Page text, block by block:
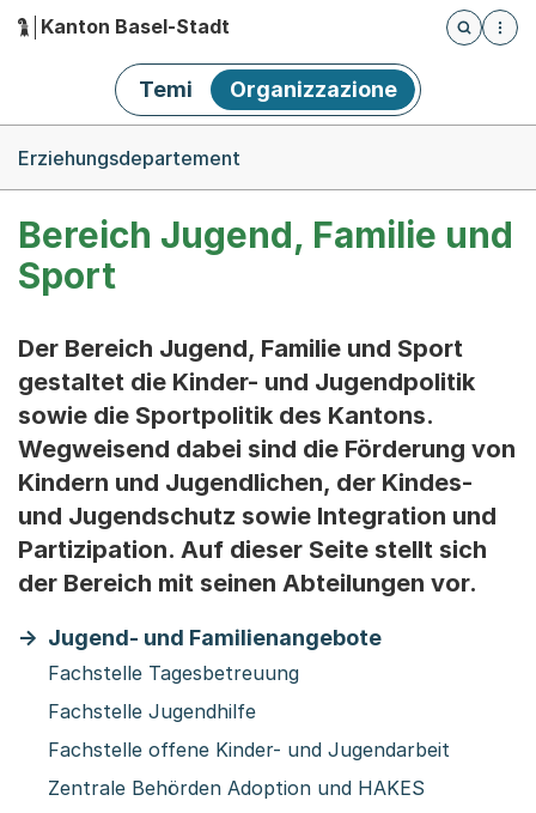
Hauptnavigation
Kanton Basel-Stadt
Öffnet
Temi Organizzazione
Erziehungsdepartement
Bereich Jugend, Familie und
Sport
Der Bereich Jugend, Familie und Sport
gestaltet die Kinder- und Jugendpolitik
sowie die Sportpolitik des Kantons.
Wegweisend dabei sind die Förderung von
Kindern und Jugendlichen, der Kindes-
und Jugendschutz sowie Integration und
Partizipation. Auf dieser Seite stellt sich
der Bereich mit seinen Abteilungen vor.
Jugend- und Familienangebote
Fachstelle Tagesbetreuung
Fachstelle Jugendhilfe
Fachstelle offene Kinder- und Jugendarbeit
Zentrale Behörden Adoption und HAKES